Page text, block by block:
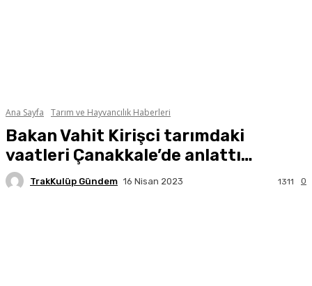
Ana Sayfa Tarım ve Hayvancılık Haberleri
Bakan Vahit Kirişci tarımdaki
vaatleri Çanakkale’de anlattı…
TrakKulüp Gündem 16 Nisan 2023 0
1311